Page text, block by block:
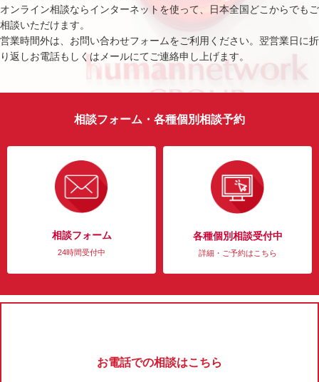
オンライン相談ならインターネットを使って、日本全国どこからでもご
相談いただけます。
営業時間外は、お問い合わせフォームをご利用ください。翌営業日に折
り返しお電話もしくはメールにてご連絡申し上げます。
相談フォーム・各種個別相談予約
相談フォーム
24時間受付中
各種個別相談受付中
詳細・ご予約はこちら
お電話での相談はこちら